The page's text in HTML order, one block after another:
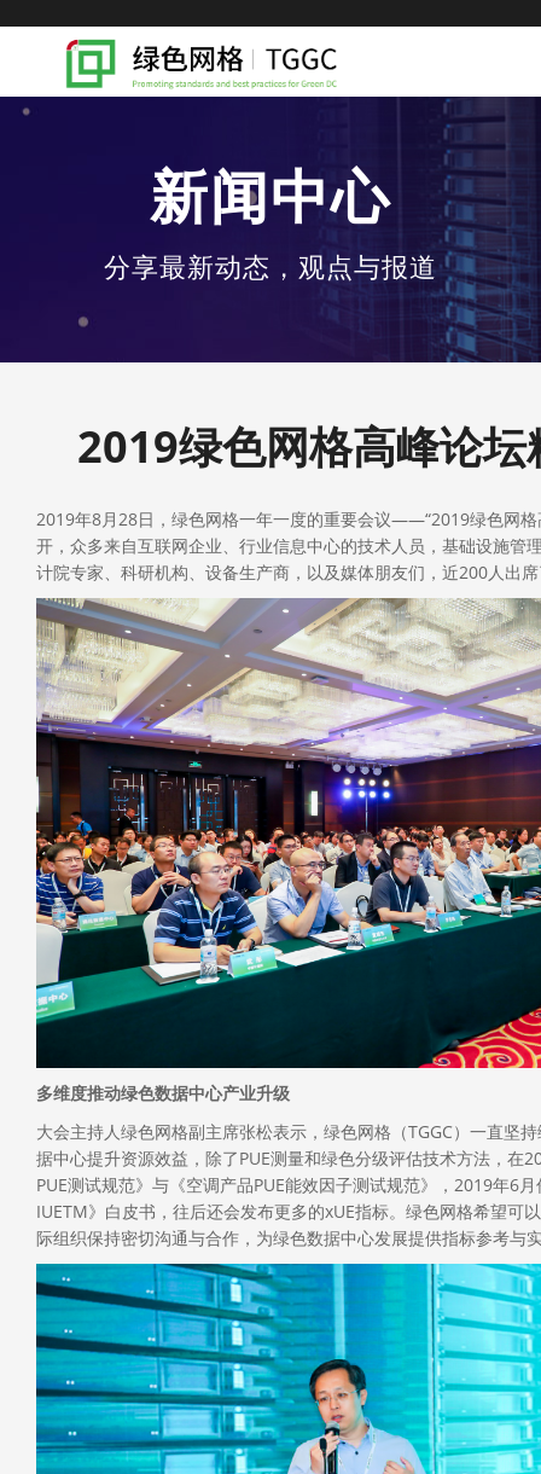
新闻中心
分享最新动态，观点与报道
2019绿色网格高峰论坛
2019年8月28日，绿色网格一年一度的重要会议——“2019绿色网格
开，众多来自互联网企业、行业信息中心的技术人员，基础设施管
计院专家、科研机构、设备生产商，以及媒体朋友们，近200人出
多维度推动绿色数据中心产业升级
大会主持人绿色网格副主席张松表示，绿色网格（TGGC）一直坚
据中心提升资源效益，除了PUE测量和绿色分级评估技术方法，在
PUE测试规范》与《空调产品PUE能效因子测试规范》，2019年6
IUETM》白皮书，往后还会发布更多的xUE指标。绿色网格希望可
际组织保持密切沟通与合作，为绿色数据中心发展提供指标参考与